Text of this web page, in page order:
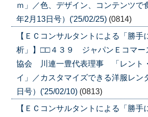
ｍ」／色、デザイン、コンテンツで
年2月13日号）('25/02/25) (0814)
【ＥＣコンサルタントによる「勝手
析」】□□４３９ ジャパンＥコマー
協会 川連一豊代表理事 「レント
イ」／カスタマイズできる洋服レン
日号）('25/02/10) (0813)
【ＥＣコンサルタントによる「勝手